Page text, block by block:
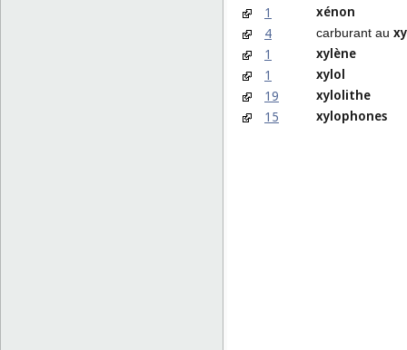
1
xénon
4
carburant au
1
xylène
1
xylol
19
xylolithe
15
xylophones